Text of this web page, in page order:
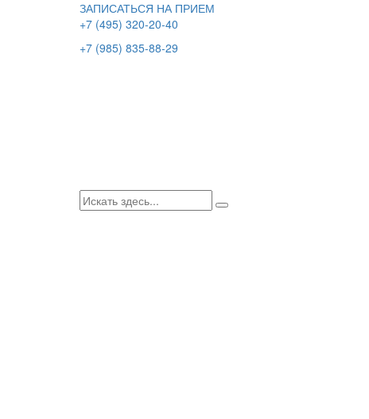
ЗАПИСАТЬСЯ НА ПРИЕМ
+7 (495) 320-20-40
+7 (985) 835-88-29